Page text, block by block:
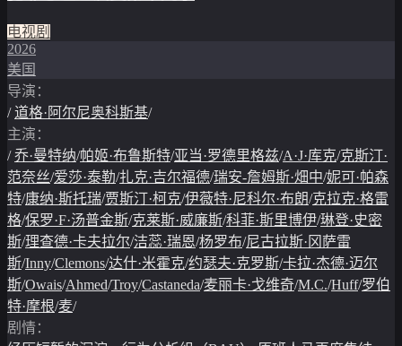
电视剧
2026
美国
导演：
/ 道格·阿尔尼奥科斯基/
主演：
/ 乔·曼特纳/帕姬·布鲁斯特/亚当·罗德里格兹/A·J·库克/克斯汀·
范奈丝/爱莎·泰勒/扎克·吉尔福德/瑞安-詹姆斯·畑中/妮可·帕森
特/康纳·斯托瑞/贾斯汀·柯克/伊薇特·尼科尔·布朗/克拉克·格雷
格/保罗·F·汤普金斯/克莱斯·威廉斯/科菲·斯里博伊/琳登·史密
斯/理查德·卡夫拉尔/洁蕊·瑞恩/杨罗布/尼古拉斯·冈萨雷
斯/Inny/Clemons/达什·米霍克/约瑟夫·克罗斯/卡拉·杰德·迈尔
斯/Owais/Ahmed/Troy/Castaneda/麦丽卡·戈维奇/M.C./Huff/罗伯
特·摩根/麦/
剧情：